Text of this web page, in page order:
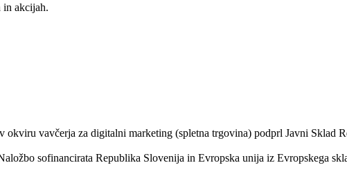
in akcijah.
okviru vavčerja za digitalni marketing (spletna trgovina) podprl Javni Sklad
sofinancirata Republika Slovenija in Evropska unija iz Evropskega